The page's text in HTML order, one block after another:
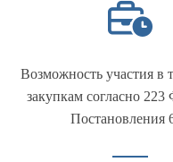
Возможность участия в
закупкам согласно
Постановления